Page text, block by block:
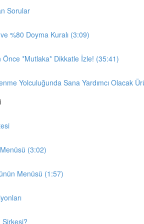
Sorular
%80 Doyma Kuralı (3:09)
Önce *Mutlaka* Dikkatle İzle! (35:41)
Yolculuğunda Sana Yardımcı Olacak
(3:02)
Menüsü (1:57)
Sirkesi?